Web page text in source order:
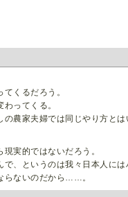
くるだろう。
ってくる。
農家夫婦では同じやり方とは
実的ではないだろう。
、というのは我々日本人には
らないのだから……。